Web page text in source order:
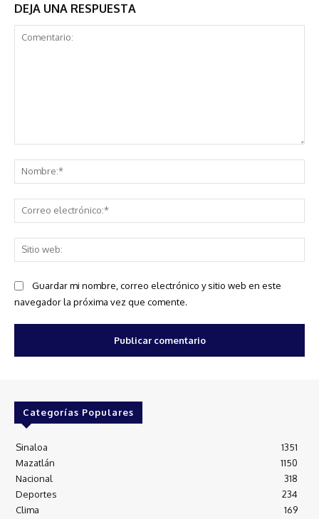
DEJA UNA RESPUESTA
Guardar mi nombre, correo electrónico y sitio web en este
navegador la próxima vez que comente.
Categorías Populares
Sinaloa
1351
Mazatlán
1150
Nacional
318
Deportes
234
Clima
169